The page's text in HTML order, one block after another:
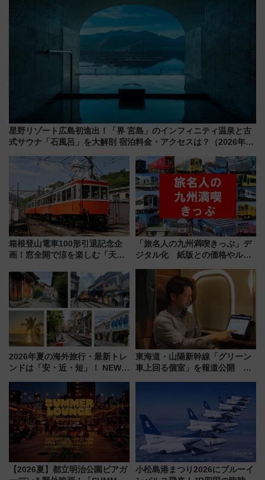
星野リゾート広島初進出！「界 宮島」のインフィニティ温泉と古
式サウナ「石風呂」を大解剖 宿泊料金・アクセスは？（2026年7
箱根登山電車100形引退記念企
画！窓全開で涼を楽しむ「天然
発売
「旅名人の九州満喫きっぷ」デ
ジタル化 紙版との価格やルー
2026年夏の海外旅行・最新トレ
ンドは「安・近・短」！ NEWT
渡航先TOP5とは？ 円安時代の
旅行術
東海道・山陽新幹線「グリーン
車上回る個室」を報道公開 プ
【2026夏】都立明治公園ビアガ
小松島港まつり2026にブルーイ